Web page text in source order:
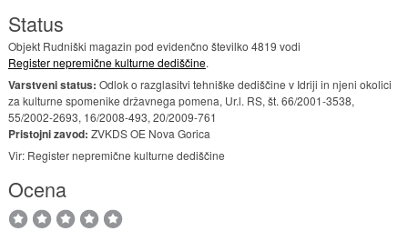
Status
Objekt Rudniški magazin pod evidenčno številko 4819 vodi
Register nepremične kulturne dediščine.
Varstveni status: Odlok o razglasitvi tehniške dediščine v Idriji in njeni okolici
za kulturne spomenike državnega pomena, Ur.l. RS, št. 66/2001-3538,
55/2002-2693, 16/2008-493, 20/2009-761
Pristojni zavod: ZVKDS OE Nova Gorica
Vir: Register nepremične kulturne dediščine
Ocena